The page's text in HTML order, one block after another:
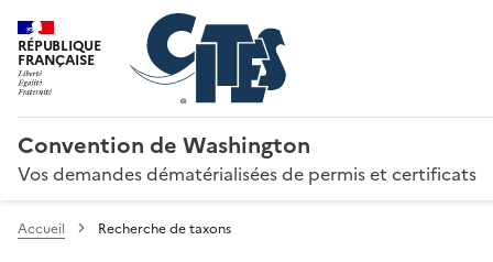
RÉPUBLIQUE
FRANÇAISE
Convention de Washington
Vos demandes dématérialisées de permis et certificats
Accueil Recherche de taxons